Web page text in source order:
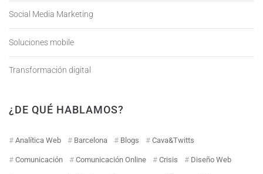
Social Media Marketing
Soluciones mobile
Transformación digital
¿DE QUÉ HABLAMOS?
Analítica Web Barcelona Blogs Cava&Twitts
Comunicación Comunicación Online Crisis Diseño Web